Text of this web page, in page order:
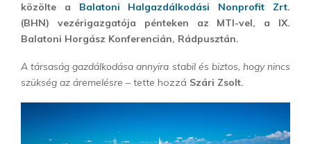
közölte a Balatoni Halgazdálkodási Nonprofit Zrt.
(BHN) vezérigazgatója pénteken az MTI-vel, a IX.
Balatoni Horgász Konferencián, Rádpusztán.
A társaság gazdálkodása annyira stabil és biztos, hogy nincs
szükség az áremelésre – tette hozzá Szári Zsolt.